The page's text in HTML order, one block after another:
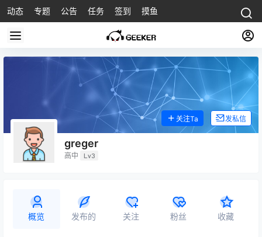
动态 专题 公告 任务 签到 摸鱼
greger
高中 Lv3
关注Ta 发私信
概览 发布的 关注 粉丝 收藏